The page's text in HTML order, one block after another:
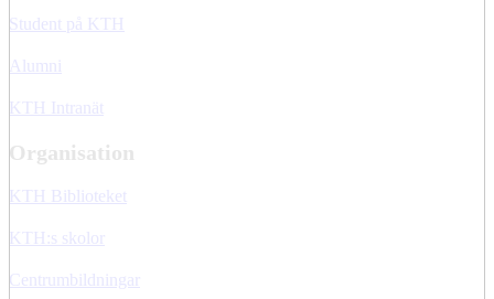
Student på KTH
Alumni
KTH Intranät
Organisation
KTH Biblioteket
KTH:s skolor
Centrumbildningar